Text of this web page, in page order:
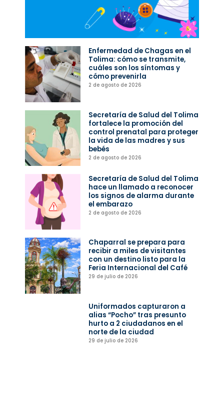
Enfermedad de Chagas en el
Tolima: cómo se transmite,
cuáles son los síntomas y
cómo prevenirla
2 de agosto de 2026
Secretaría de Salud del Tolima
fortalece la promoción del
control prenatal para proteger
la vida de las madres y sus
bebés
2 de agosto de 2026
Secretaría de Salud del Tolima
hace un llamado a reconocer
los signos de alarma durante
el embarazo
2 de agosto de 2026
Chaparral se prepara para
recibir a miles de visitantes
con un destino listo para la
Feria Internacional del Café
29 de julio de 2026
Uniformados capturaron a
alias “Pocho” tras presunto
hurto a 2 ciudadanos en el
norte de la ciudad
29 de julio de 2026